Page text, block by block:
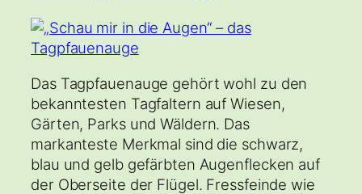
Das Tagpfauenauge gehört wohl zu den
bekanntesten Tagfaltern auf Wiesen,
Gärten, Parks und Wäldern. Das
markanteste Merkmal sind die schwarz,
blau und gelb gefärbten Augenflecken auf
der Oberseite der Flügel. Fressfeinde wie